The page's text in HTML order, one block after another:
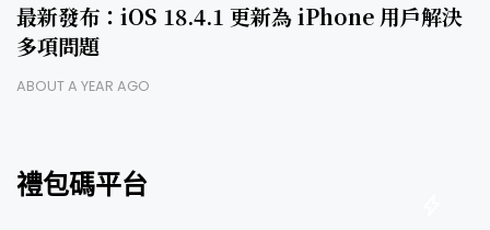
最新發布：iOS 18.4.1 更新為 iPhone 用戶解決
多項問題
ABOUT A YEAR AGO
禮包碼平台